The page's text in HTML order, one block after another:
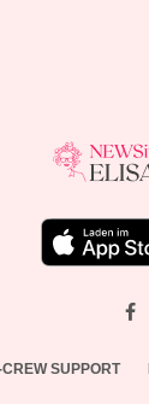
CREW SUPPORT